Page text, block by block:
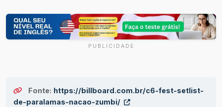
PUBLICIDADE
Fonte: https://billboard.com.br/c6-fest-setlist-
de-paralamas-nacao-zumbi/